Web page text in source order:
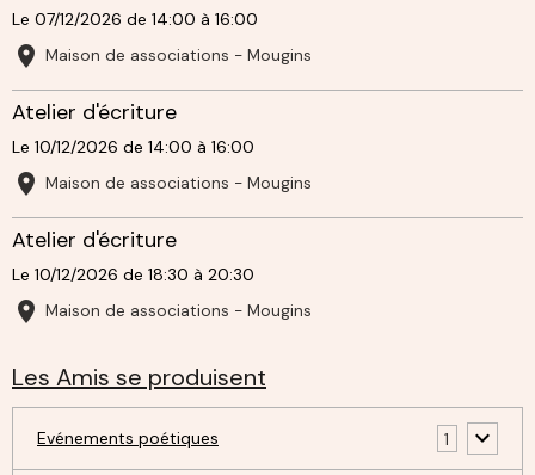
Le 07/12/2026 de 14:00 à 16:00
Maison de associations - Mougins
Atelier d'écriture
Le 10/12/2026 de 14:00 à 16:00
Maison de associations - Mougins
Atelier d'écriture
Le 10/12/2026 de 18:30 à 20:30
Maison de associations - Mougins
Les Amis se produisent
Evénements poétiques 1